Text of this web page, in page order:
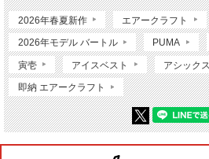
2026年春夏新作 エアークラフト
2026年モデル バートル PUMA
寅壱 アイスベスト アシックス
即納 エアークラフト